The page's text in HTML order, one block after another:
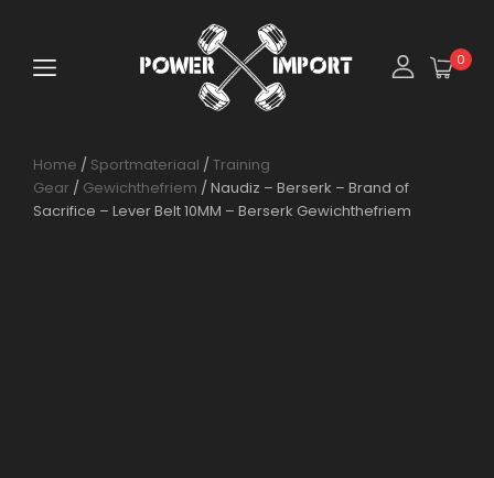
0
Home / Sportmateriaal / Training
Gear / Gewichthefriem / Naudiz – Berserk – Brand of
Sacrifice – Lever Belt 10MM – Berserk Gewichthefriem